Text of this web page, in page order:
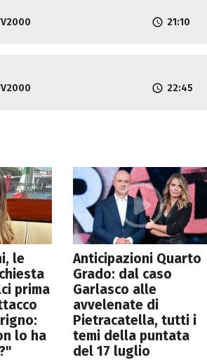
21:10
22:45
le
prima
lo ha
Anticipazioni Quarto
Grado: dal caso
Garlasco alle
avvelenate di
Pietracatella, tutti i
temi della puntata
del 17 luglio